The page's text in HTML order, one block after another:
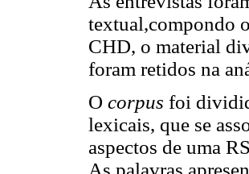
textual,compondo
CHD, o material
foram retidos na
O corpus foi
lexicais, que se
aspectos de uma